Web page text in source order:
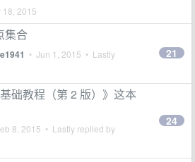
18, 2015
集合
• Jun 1, 2015 • Lastly
21
础教程（第 2 版）》这本
8, 2015 • Lastly replied by
24